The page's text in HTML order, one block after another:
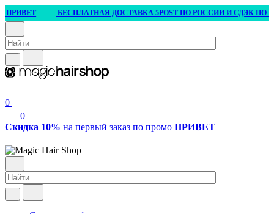
БЕСПЛАТНАЯ ДОСТАВКА 5POST ПО РОССИИ И СДЭК ПО
0
0
Скидка 10% на первый заказ по промо ПРИВЕТ